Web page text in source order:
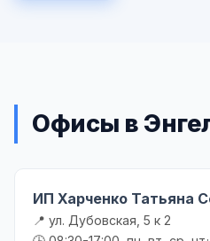
Офисы в
ИП Харченко Татьяна
📍 ул. Дубовская, 5 к 2